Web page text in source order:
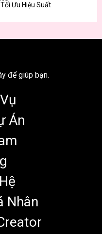
Ưu Hiệu Suất
để giúp bạn.
Án
Nhân